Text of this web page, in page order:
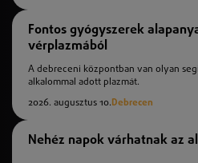
Fontos gyógyszerek
vérplazmából
A debreceni központban van olyan
alkalommal adott plazmát.
2026. augusztus 10.Debrecen
Nehéz napok várhatnak az